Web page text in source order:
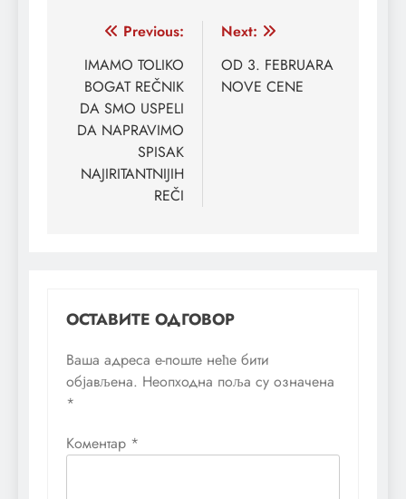
Кретање
чланка
Previous:
IMAMO TOLIKO
BOGAT REČNIK
DA SMO USPELI
DA NAPRAVIMO
SPISAK
NAJIRITANTNIJIH
REČI
Next:
OD 3. FEBRUARA
NOVE CENE
ОСТАВИТЕ ОДГОВОР
Ваша адреса е-поште неће бити
објављена. Неопходна поља су означена
*
Коментар *